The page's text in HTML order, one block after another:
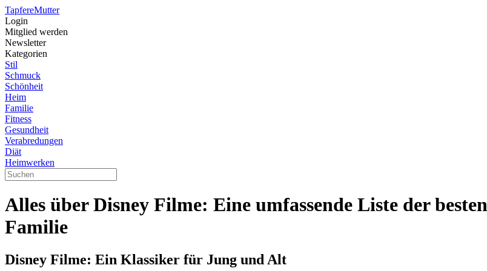
TapfereMutter
Login
Mitglied werden
Newsletter
Kategorien
Stil
Schmuck
Schönheit
Heim
Familie
Fitness
Gesundheit
Verabredungen
Diät
Heimwerken
Alles über Disney Filme: Eine umfassende Liste der
Familie
Disney Filme: Ein Klassiker für Jung und Alt